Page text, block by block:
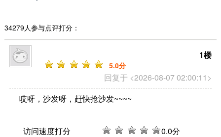
34279人参与点评打分：
回复于 <2026-08-07 02:00:11>
1楼
5.0分
哎呀，沙发呀，赶快抢沙发~~~~
访问速度打分 0.0分